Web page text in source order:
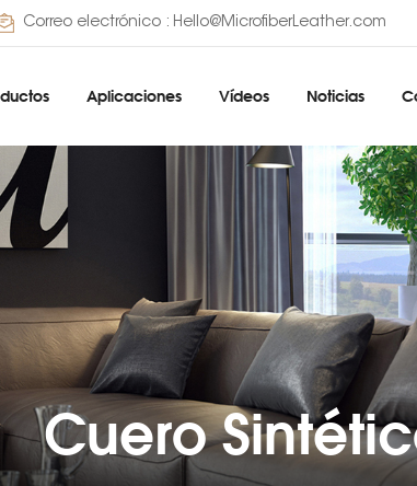
Correo electrónico : Hello@MicrofiberLeather.com
Aplicaciones Vídeos Noticias
Cuero